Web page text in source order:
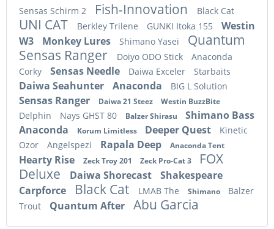
Sensas Schirm 2 Fish-Innovation Black Cat
UNI CAT Berkley Trilene GUNKI Itoka 155
Westin
W3
Monkey Lures Shimano Yasei
Quantum
Sensas Ranger
Doiyo ODO Stick
Anaconda
Corky
Sensas Needle Daiwa Exceler Starbaits
Daiwa Seahunter Anaconda BIG L Solution
Sensas Ranger Daiwa 21 Steez Westin BuzzBite
Delphin Nays GHST 80 Balzer Shirasu
Shimano Bass
Anaconda
Korum Limitless Deeper Quest
Kinetic
Ozor
Angelspezi Rapala Deep Anaconda Tent
Hearty Rise Zeck Troy 201 Zeck Pro-Cat 3
FOX
Deluxe
Daiwa Shorecast
Shakespeare
Carpforce
Black Cat LMAB The Shimano
Balzer
Trout
Quantum After Abu Garcia